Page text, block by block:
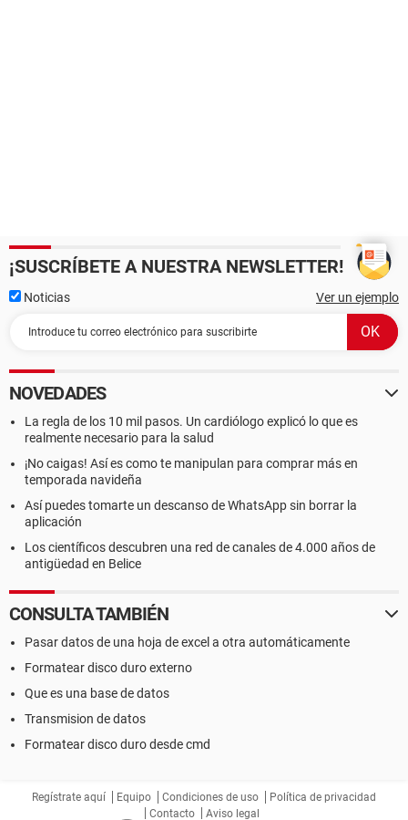
¡SUSCRÍBETE A NUESTRA NEWSLETTER!
Noticias Ver un ejemplo
NOVEDADES
La regla de los 10 mil pasos. Un cardiólogo explicó lo que es
realmente necesario para la salud
¡No caigas! Así es como te manipulan para comprar más en
temporada navideña
Así puedes tomarte un descanso de WhatsApp sin borrar la
aplicación
Los científicos descubren una red de canales de 4.000 años de
antigüedad en Belice
CONSULTA TAMBIÉN
Pasar datos de una hoja de excel a otra automáticamente
Formatear disco duro externo
Que es una base de datos
Transmision de datos
Formatear disco duro desde cmd
Regístrate aquí Equipo Condiciones de uso
Política de privacidad
Contacto
Aviso legal